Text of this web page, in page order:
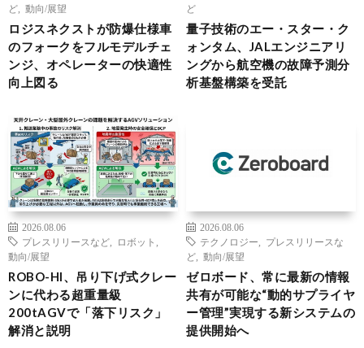
ど
動向/展望
ロジスネクストが防爆仕様車
のフォークをフルモデルチェ
ンジ、オペレーターの快適性
向上図る
ど
量子技術のエー・スター・ク
ォンタム、JALエンジニアリ
ングから航空機の故障予測分
析基盤構築を受託
2026.08.06
プレスリリースなど
ロボット
動向/展望
ROBO-HI、吊り下げ式クレー
ンに代わる超重量級
200tAGVで「落下リスク」
解消と説明
2026.08.06
テクノロジー
プレスリリースな
ど
動向/展望
ゼロボード、常に最新の情報
共有が可能な“動的サプライヤ
ー管理”実現する新システムの
提供開始へ